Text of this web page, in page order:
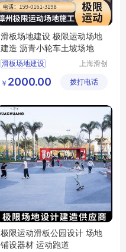
滑板场地建设 极限运动场地
建造 沥青小轮车土坡场地
滑板场地建设
极限运动土坡场地
上海滑创
工程有限
￥ 2000.00 拨打电话
极限运动滑板公园设计 场地
铺设器材 运动跑道